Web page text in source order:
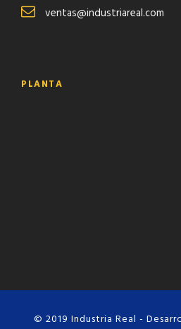
ventas@industriareal.com
PLANTA
© 2019 Industria Real -